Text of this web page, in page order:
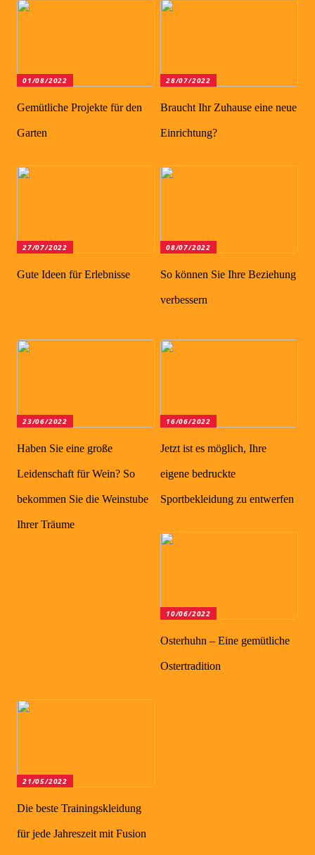
01/08/2022
Gemütliche Projekte für den
Garten
28/07/2022
Braucht Ihr Zuhause eine neue
Einrichtung?
27/07/2022
Gute Ideen für Erlebnisse
08/07/2022
So können Sie Ihre Beziehung
verbessern
23/06/2022
Haben Sie eine große
Leidenschaft für Wein? So
bekommen Sie die Weinstube
Ihrer Träume
16/06/2022
Jetzt ist es möglich, Ihre
eigene bedruckte
Sportbekleidung zu entwerfen
10/06/2022
Osterhuhn – Eine gemütliche
Ostertradition
21/05/2022
Die beste Trainingskleidung
für jede Jahreszeit mit Fusion